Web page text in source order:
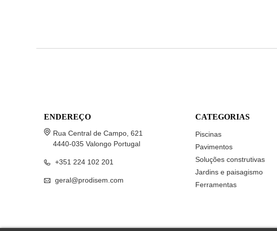
ENDEREÇO
Rua Central de Campo, 621
4440-035 Valongo Portugal
+351 224 102 201
geral@prodisem.com
CATEGORIAS
Piscinas
Pavimentos
Soluções construtivas
Jardins e paisagismo
Ferramentas